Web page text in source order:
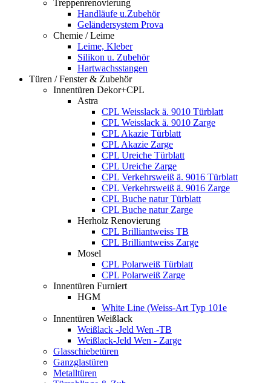
Treppenrenovierung
Handläufe u.Zubehör
Geländersystem Prova
Chemie / Leime
Leime, Kleber
Silikon u. Zubehör
Hartwachsstangen
Türen / Fenster & Zubehör
Innentüren Dekor+CPL
Astra
CPL Weisslack ä. 9010 Türblatt
CPL Weisslack ä. 9010 Zarge
CPL Akazie Türblatt
CPL Akazie Zarge
CPL Ureiche Türblatt
CPL Ureiche Zarge
CPL Verkehrsweiß ä. 9016 Türblatt
CPL Verkehrsweiß ä. 9016 Zarge
CPL Buche natur Türblatt
CPL Buche natur Zarge
Herholz Renovierung
CPL Brilliantweiss TB
CPL Brilliantweiss Zarge
Mosel
CPL Polarweiß Türblatt
CPL Polarweiß Zarge
Innentüren Furniert
HGM
White Line (Weiss-Art Typ 101e
Innentüren Weißlack
Weißlack -Jeld Wen -TB
Weißlack-Jeld Wen - Zarge
Glasschiebetüren
Ganzglastüren
Metalltüren